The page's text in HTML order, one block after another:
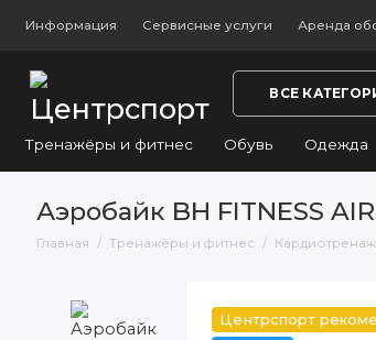
Информация Сервисные услуги Аренда
ВСЕ
Тренажёры и фитнес Обувь Одежда
Аэробайк BH FITNESS
Главная Тренажёры и фитнес
Центрспорт